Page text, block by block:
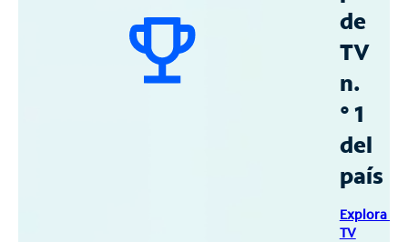
de
TV
n.
° 1
del
país
Explora
TV